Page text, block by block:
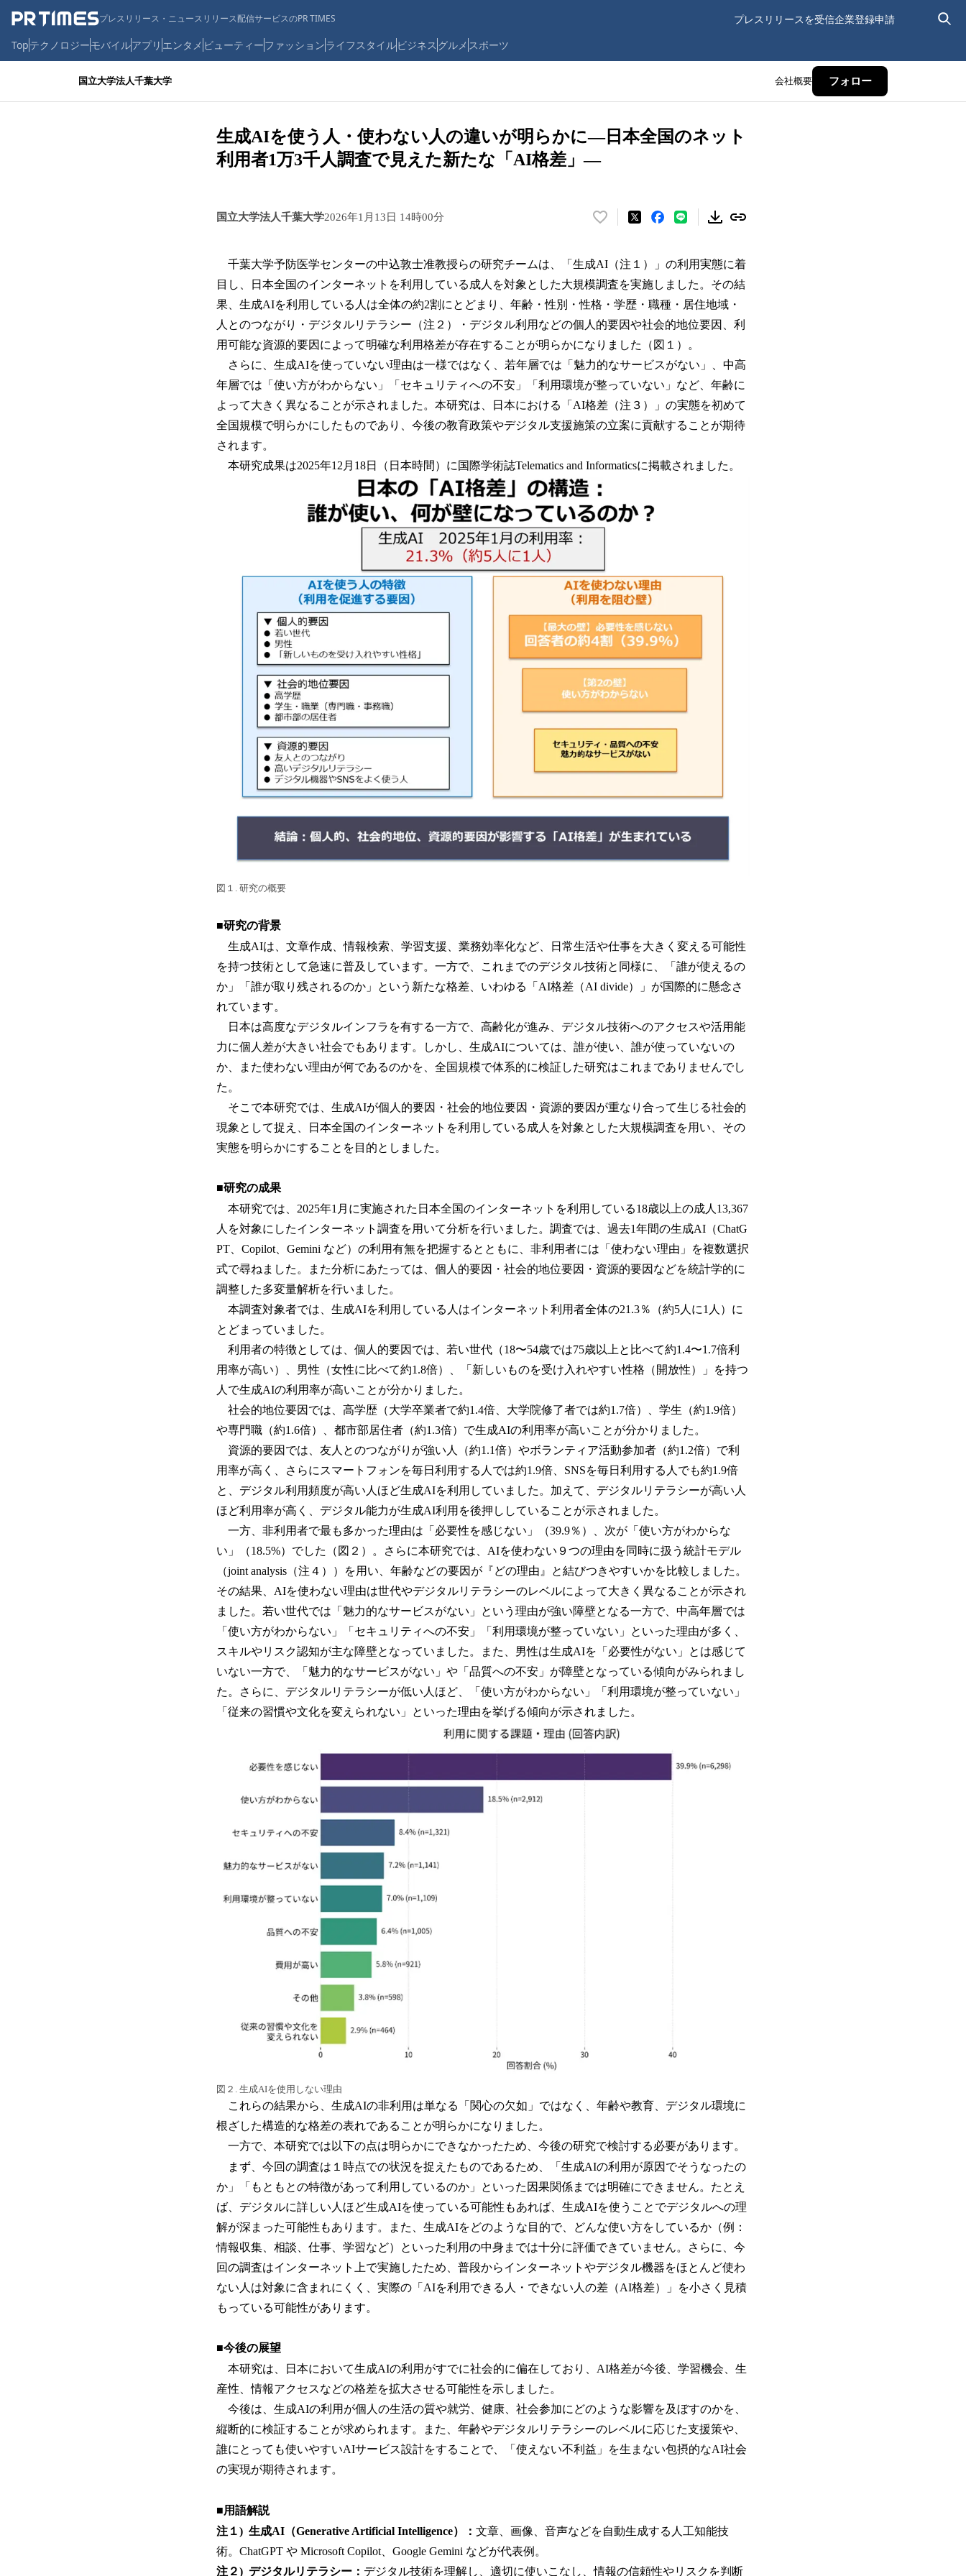
プレスリリース・ニュースリリース配信サービスのPR TIMES プレスリリースを受信企業登録申請
Topテクノロジーモバイルアプリ エンタメ ビューティーファッションライフスタイルビジネス グルメ スポーツ
国立大学法人千葉大学 会社概要 フォロー
生成AIを使う人・使わない人の違いが明らかに―日本全国のネット
利用者1万3千人調査で見えた新たな「AI格差」―
国立大学法人千葉大学2026年1月13日 14時00分
い
！
数
を
み
込
み
で
す
千葉大学予防医学センターの中込敦士准教授らの研究チームは、「生成AI（注１）」の利用実態に着
目し、日本全国のインターネットを利用している成人を対象とした大規模調査を実施しました。その結
果、生成AIを利用している人は全体の約2割にとどまり、年齢・性別・性格・学歴・職種・居住地域・
人とのつながり・デジタルリテラシー（注２）・デジタル利用などの個人的要因や社会的地位要因、利
用可能な資源的要因によって明確な利用格差が存在することが明らかになりました（図１）。
さらに、生成AIを使っていない理由は一様ではなく、若年層では「魅力的なサービスがない」、中高
年層では「使い方がわからない」「セキュリティへの不安」「利用環境が整っていない」など、年齢に
よって大きく異なることが示されました。本研究は、日本における「AI格差（注３）」の実態を初めて
全国規模で明らかにしたものであり、今後の教育政策やデジタル支援施策の立案に貢献することが期待
されます。
本研究成果は2025年12月18日（日本時間）に国際学術誌Telematics and Informaticsに掲載されました。
図１. 研究の概要
■研究の背景
生成AIは、文章作成、情報検索、学習支援、業務効率化など、日常生活や仕事を大きく変える可能性
を持つ技術として急速に普及しています。一方で、これまでのデジタル技術と同様に、「誰が使えるの
か」「誰が取り残されるのか」という新たな格差、いわゆる「AI格差（AI divide）」が国際的に懸念さ
れています。
日本は高度なデジタルインフラを有する一方で、高齢化が進み、デジタル技術へのアクセスや活用能
力に個人差が大きい社会でもあります。しかし、生成AIについては、誰が使い、誰が使っていないの
か、また使わない理由が何であるのかを、全国規模で体系的に検証した研究はこれまでありませんでし
た。
そこで本研究では、生成AIが個人的要因・社会的地位要因・資源的要因が重なり合って生じる社会的
現象として捉え、日本全国のインターネットを利用している成人を対象とした大規模調査を用い、その
実態を明らかにすることを目的としました。
■研究の成果
本研究では、2025年1月に実施された日本全国のインターネットを利用している18歳以上の成人13,367
人を対象にしたインターネット調査を用いて分析を行いました。調査では、過去1年間の生成AI（ChatG
PT、Copilot、Gemini など）の利用有無を把握するとともに、非利用者には「使わない理由」を複数選択
式で尋ねました。また分析にあたっては、個人的要因・社会的地位要因・資源的要因などを統計学的に
調整した多変量解析を行いました。
本調査対象者では、生成AIを利用している人はインターネット利用者全体の21.3％（約5人に1人）に
とどまっていました。
利用者の特徴としては、個人的要因では、若い世代（18〜54歳では75歳以上と比べて約1.4〜1.7倍利
用率が高い）、男性（女性に比べて約1.8倍）、「新しいものを受け入れやすい性格（開放性）」を持つ
人で生成AIの利用率が高いことが分かりました。
社会的地位要因では、高学歴（大学卒業者で約1.4倍、大学院修了者では約1.7倍）、学生（約1.9倍）
や専門職（約1.6倍）、都市部居住者（約1.3倍）で生成AIの利用率が高いことが分かりました。
資源的要因では、友人とのつながりが強い人（約1.1倍）やボランティア活動参加者（約1.2倍）で利
用率が高く、さらにスマートフォンを毎日利用する人では約1.9倍、SNSを毎日利用する人でも約1.9倍
と、デジタル利用頻度が高い人ほど生成AIを利用していました。加えて、デジタルリテラシーが高い人
ほど利用率が高く、デジタル能力が生成AI利用を後押ししていることが示されました。
一方、非利用者で最も多かった理由は「必要性を感じない」（39.9％）、次が「使い方がわからな
い」（18.5%）でした（図２）。さらに本研究では、AIを使わない９つの理由を同時に扱う統計モデル
（joint analysis（注４））を用い、年齢などの要因が『どの理由』と結びつきやすいかを比較しました。
その結果、AIを使わない理由は世代やデジタルリテラシーのレベルによって大きく異なることが示され
ました。若い世代では「魅力的なサービスがない」という理由が強い障壁となる一方で、中高年層では
「使い方がわからない」「セキュリティへの不安」「利用環境が整っていない」といった理由が多く、
スキルやリスク認知が主な障壁となっていました。また、男性は生成AIを「必要性がない」とは感じて
いない一方で、「魅力的なサービスがない」や「品質への不安」が障壁となっている傾向がみられまし
た。さらに、デジタルリテラシーが低い人ほど、「使い方がわからない」「利用環境が整っていない」
「従来の習慣や文化を変えられない」といった理由を挙げる傾向が示されました。
図２. 生成AIを使用しない理由
これらの結果から、生成AIの非利用は単なる「関心の欠如」ではなく、年齢や教育、デジタル環境に
根ざした構造的な格差の表れであることが明らかになりました。
一方で、本研究では以下の点は明らかにできなかったため、今後の研究で検討する必要があります。
まず、今回の調査は１時点での状況を捉えたものであるため、「生成AIの利用が原因でそうなったの
か」「もともとの特徴があって利用しているのか」といった因果関係までは明確にできません。たとえ
ば、デジタルに詳しい人ほど生成AIを使っている可能性もあれば、生成AIを使うことでデジタルへの理
解が深まった可能性もあります。また、生成AIをどのような目的で、どんな使い方をしているか（例：
情報収集、相談、仕事、学習など）といった利用の中身までは十分に評価できていません。さらに、今
回の調査はインターネット上で実施したため、普段からインターネットやデジタル機器をほとんど使わ
ない人は対象に含まれにくく、実際の「AIを利用できる人・できない人の差（AI格差）」を小さく見積
もっている可能性があります。
■今後の展望
本研究は、日本において生成AIの利用がすでに社会的に偏在しており、AI格差が今後、学習機会、生
産性、情報アクセスなどの格差を拡大させる可能性を示しました。
今後は、生成AIの利用が個人の生活の質や就労、健康、社会参加にどのような影響を及ぼすのかを、
縦断的に検証することが求められます。また、年齢やデジタルリテラシーのレベルに応じた支援策や、
誰にとっても使いやすいAIサービス設計をすることで、「使えない不利益」を生まない包摂的なAI社会
の実現が期待されます。
■用語解説
注１) 生成AI（Generative Artificial Intelligence）： 文章、画像、音声などを自動生成する人工知能技
術。ChatGPT や Microsoft Copilot、Google Gemini などが代表例。
注２) デジタルリテラシー： デジタル技術を理解し、適切に使いこなし、情報の信頼性やリスクを判断